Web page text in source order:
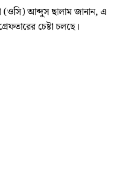
(ওসি) আব্দুস ছালাম জানান, এ
চেষ্টা চলছে।